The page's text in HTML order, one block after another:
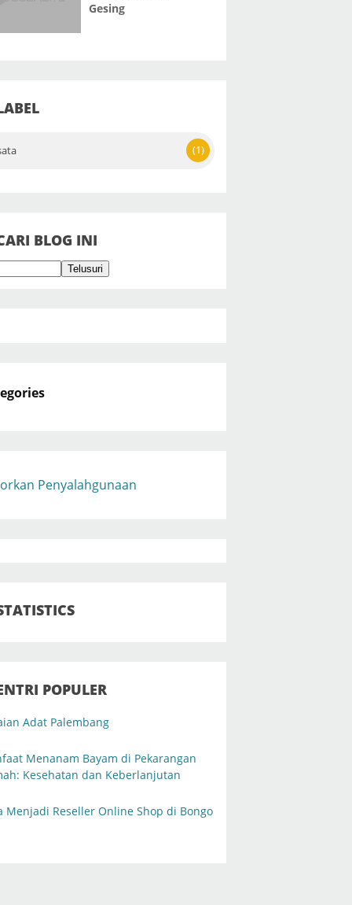
Gesing
(1)
BLOG INI
Penyalahgunaan
POPULER
Adat Palembang
Menanam Bayam di Pekarangan
Kesehatan dan Keberlanjutan
Menjadi Reseller Online Shop di Bongo